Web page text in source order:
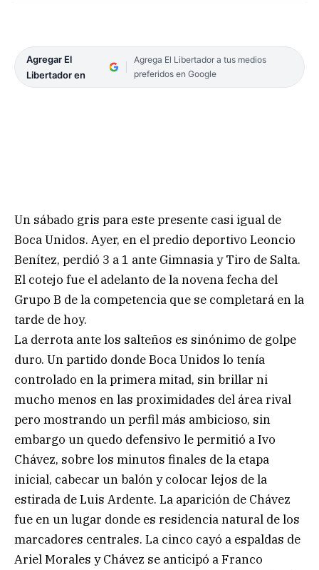
Agregar El
Libertador en
Agrega El Libertador a tus medios
preferidos en Google
Un sábado gris para este presente casi igual de
Boca Unidos. Ayer, en el predio deportivo Leoncio
Benítez, perdió 3 a 1 ante Gimnasia y Tiro de Salta.
El cotejo fue el adelanto de la novena fecha del
Grupo B de la competencia que se completará en la
tarde de hoy.
La derrota ante los salteños es sinónimo de golpe
duro. Un partido donde Boca Unidos lo tenía
controlado en la primera mitad, sin brillar ni
mucho menos en las proximidades del área rival
pero mostrando un perfil más ambicioso, sin
embargo un quedo defensivo le permitió a Ivo
Chávez, sobre los minutos finales de la etapa
inicial, cabecar un balón y colocar lejos de la
estirada de Luis Ardente. La aparición de Chávez
fue en un lugar donde es residencia natural de los
marcadores centrales. La cinco cayó a espaldas de
Ariel Morales y Chávez se anticipó a Franco